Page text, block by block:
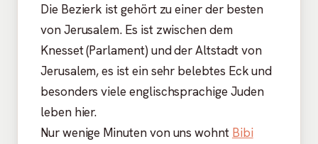
Die Bezierk ist gehört zu einer der besten
von Jerusalem. Es ist zwischen dem
Knesset (Parlament) und der Altstadt von
Jerusalem, es ist ein sehr belebtes Eck und
besonders viele englischsprachige Juden
leben hier.
Nur wenige Minuten von uns wohnt Bibi